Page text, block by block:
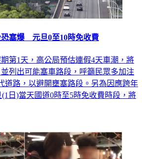
恐塞爆 元旦0至10時免收費
第1天，高公局預估連假4天車潮，將
列出可能塞車路段，呼籲民眾多加注
道路，以避開壅塞路段。另為因應跨年
日)當天國道0時至5時免收費時段，將